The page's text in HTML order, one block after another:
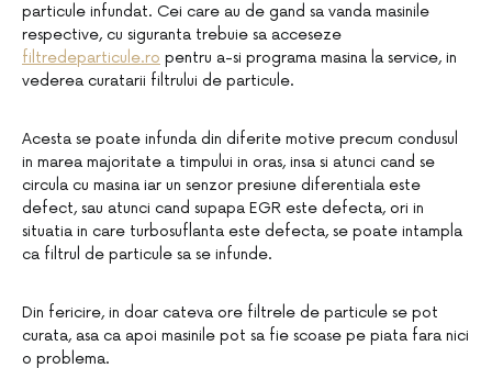
particule infundat. Cei care au de gand sa vanda masinile
respective, cu siguranta trebuie sa acceseze
filtredeparticule.ro pentru a-si programa masina la service, in
vederea curatarii filtrului de particule.
Acesta se poate infunda din diferite motive precum condusul
in marea majoritate a timpului in oras, insa si atunci cand se
circula cu masina iar un senzor presiune diferentiala este
defect, sau atunci cand supapa EGR este defecta, ori in
situatia in care turbosuflanta este defecta, se poate intampla
ca filtrul de particule sa se infunde.
Din fericire, in doar cateva ore filtrele de particule se pot
curata, asa ca apoi masinile pot sa fie scoase pe piata fara nici
o problema.